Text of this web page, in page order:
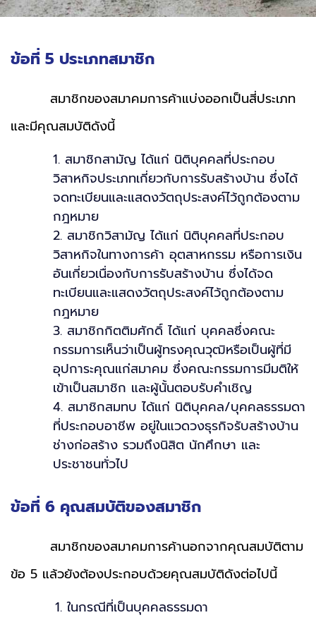
ข้อที่ 5 ประเภทสมาชิก
สมาชิกของสมาคมการค้าแบ่งออกเป็นสี่ประเภท
และมีคุณสมบัติดังนี้
1. สมาชิกสามัญ ได้แก่ นิติบุคคลที่ประกอบ
วิสาหกิจประเภทเกี่ยวกับการรับสร้างบ้าน ซึ่งได้
จดทะเบียนและแสดงวัตถุประสงค์ไว้ถูกต้องตาม
กฎหมาย
2. สมาชิกวิสามัญ ได้แก่ นิติบุคคลที่ประกอบ
วิสาหกิจในทางการค้า อุตสาหกรรม หรือการเงิน
อันเกี่ยวเนื่องกับการรับสร้างบ้าน ซึ่งได้จด
ทะเบียนและแสดงวัตถุประสงค์ไว้ถูกต้องตาม
กฎหมาย
3. สมาชิกกิตติมศักดิ์ ได้แก่ บุคคลซึ่งคณะ
กรรมการเห็นว่าเป็นผู้ทรงคุณวุฒิหรือเป็นผู้ที่มี
อุปการะคุณแก่สมาคม ซึ่งคณะกรรมการมีมติให้
เข้าเป็นสมาชิก และผู้นั้นตอบรับคำเชิญ
4. สมาชิกสมทบ ได้แก่ นิติบุคคล/บุคคลธรรมดา
ที่ประกอบอาชีพ อยู่ในแวดวงธุรกิจรับสร้างบ้าน
ช่างก่อสร้าง รวมถึงนิสิต นักศึกษา และ
ประชาชนทั่วไป
ข้อที่ 6 คุณสมบัติของสมาชิก
สมาชิกของสมาคมการค้านอกจากคุณสมบัติตาม
ข้อ 5 แล้วยังต้องประกอบด้วยคุณสมบัติดังต่อไปนี้
1. ในกรณีที่เป็นบุคคลธรรมดา